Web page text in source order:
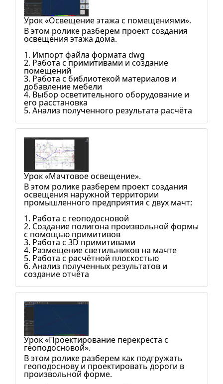
Урок «Освещение этажа с помещениями».
В этом ролике разберем проект создания
освещения этажа дома.
1. Импорт файла формата dwg
2. Работа с примитивами и создание
помещений
3. Работа с библиотекой материалов и
добавление мебели
4. Выбор осветительного оборудование и
его расстановка
5. Анализ полученного результата расчёта
Урок «Мачтовое освещение».
В этом ролике разберем проект создания
освещения наружной территории
промышленного предприятия с двух мачт:
1. Работа с геоподосновой
2. Создание полигона произвольной формы
с помощью примитивов
3. Работа с 3D примитивами
4. Размещение светильников на мачте
5. Работа с расчётной плоскостью
6. Анализ полученных результатов и
создание отчёта
Урок «Проектирование перекреста с
геоподосновой».
В этом ролике разберем как подгружать
геоподоснову и проектировать дороги в
произвольной форме.